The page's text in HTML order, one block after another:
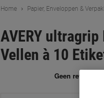
Home Papier, Enveloppen &
AVERY
Vellen à 10